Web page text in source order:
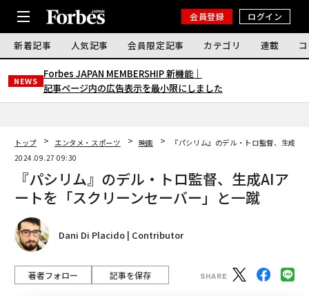
会員登録 ログイン
新着記事 人気記事 会員限定記事 カテゴリ 連載
NEWS
Forbes JAPAN MEMBERSHIP 新機能｜
記事ページ内の広告表示を最小限にしました
トップ エンタメ・スポーツ 映画
『パシリム』のデル・トロ監督、生成AI
2024.09.27 09:30
『パシリム』のデル・トロ監督、生成AIア
ートを「スクリーンセーバー」と一蹴
Dani Di Placido | Contributor
著者フォロー 記事を保存